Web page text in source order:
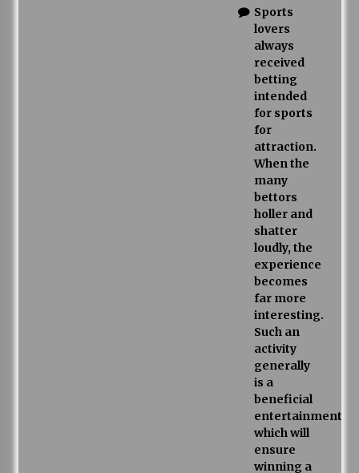
Sports
lovers
always
received
betting
intended
for sports
for
attraction.
When the
many
bettors
holler and
shatter
loudly, the
experience
becomes
far more
interesting.
Such an
activity
generally
is a
beneficial
entertainment
which will
ensure
winning a